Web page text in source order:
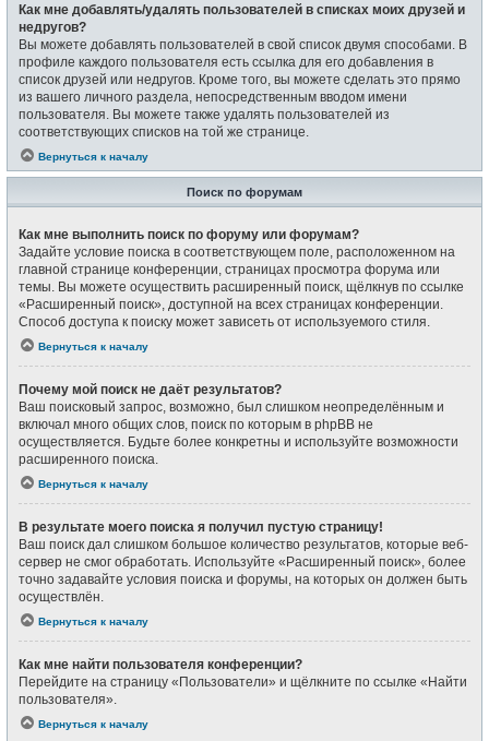
Как мне добавлять/удалять пользователей в списках моих друзей и
недругов?
Вы можете добавлять пользователей в свой список двумя способами. В
профиле каждого пользователя есть ссылка для его добавления в
список друзей или недругов. Кроме того, вы можете сделать это прямо
из вашего личного раздела, непосредственным вводом имени
пользователя. Вы можете также удалять пользователей из
соответствующих списков на той же странице.
Вернуться к началу
Поиск по форумам
Как мне выполнить поиск по форуму или форумам?
Задайте условие поиска в соответствующем поле, расположенном на
главной странице конференции, страницах просмотра форума или
темы. Вы можете осуществить расширенный поиск, щёлкнув по ссылке
«Расширенный поиск», доступной на всех страницах конференции.
Способ доступа к поиску может зависеть от используемого стиля.
Вернуться к началу
Почему мой поиск не даёт результатов?
Ваш поисковый запрос, возможно, был слишком неопределённым и
включал много общих слов, поиск по которым в phpBB не
осуществляется. Будьте более конкретны и используйте возможности
расширенного поиска.
Вернуться к началу
В результате моего поиска я получил пустую страницу!
Ваш поиск дал слишком большое количество результатов, которые веб-
сервер не смог обработать. Используйте «Расширенный поиск», более
точно задавайте условия поиска и форумы, на которых он должен быть
осуществлён.
Вернуться к началу
Как мне найти пользователя конференции?
Перейдите на страницу «Пользователи» и щёлкните по ссылке «Найти
пользователя».
Вернуться к началу